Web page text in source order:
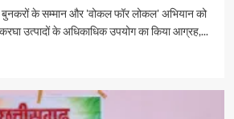
बुनकरों के सम्मान और 'वोकल फॉर लोकल' अभियान को
उत्पादों के अधिकाधिक उपयोग का किया आग्रह,...